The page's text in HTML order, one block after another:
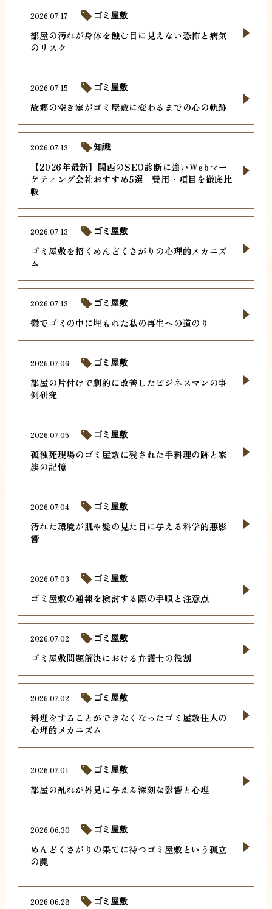
部屋の汚れが身体を蝕む目に見えない恐怖と病気
のリスク
2026.07.17 ゴミ屋敷
故郷の空き家がゴミ屋敷に変わるまでの心の軌跡
2026.07.15 ゴミ屋敷
【2026年最新】関西のSEO診断に強いWebマー
ケティング会社おすすめ5選｜費用・項目を徹底比
較
2026.07.13 知識
ゴミ屋敷を招くめんどくさがりの心理的メカニズ
ム
2026.07.13 ゴミ屋敷
鬱でゴミの中に埋もれた私の再生への道のり
2026.07.13 ゴミ屋敷
部屋の片付けで劇的に改善したビジネスマンの事
例研究
2026.07.06 ゴミ屋敷
孤独死現場のゴミ屋敷に残された手料理の跡と家
族の記憶
2026.07.05 ゴミ屋敷
汚れた環境が肌や髪の見た目に与える科学的悪影
響
2026.07.04 ゴミ屋敷
ゴミ屋敷の通報を検討する際の手順と注意点
2026.07.03 ゴミ屋敷
ゴミ屋敷問題解決における弁護士の役割
2026.07.02 ゴミ屋敷
料理をすることができなくなったゴミ屋敷住人の
心理的メカニズム
2026.07.02 ゴミ屋敷
部屋の乱れが外見に与える深刻な影響と心理
2026.07.01 ゴミ屋敷
めんどくさがりの果てに待つゴミ屋敷という孤立
の罠
2026.06.30 ゴミ屋敷
2026.06.28 ゴミ屋敷